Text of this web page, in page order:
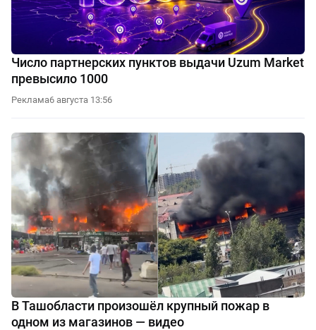
Число партнерских пунктов выдачи Uzum Market
превысило 1000
Реклама6 августа 13:56
В Ташобласти произошёл крупный пожар в
одном из магазинов — видео